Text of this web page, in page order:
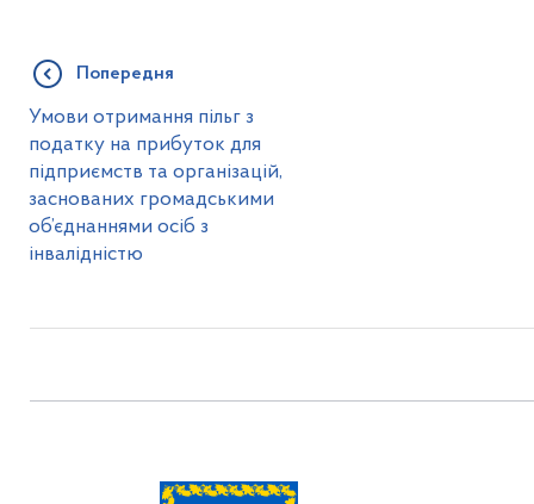
Попередня
Умови отримання пільг з
податку на прибуток для
підприємств та організацій,
заснованих громадськими
об’єднаннями осіб з
інвалідністю